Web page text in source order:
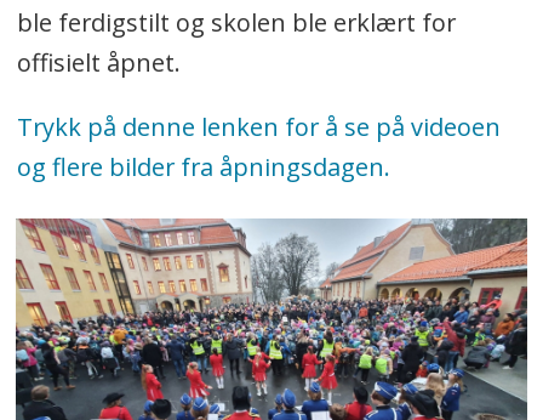
ble ferdigstilt og skolen ble erklært for
offisielt åpnet.
Trykk på denne lenken for å se på videoen
og flere bilder fra åpningsdagen.